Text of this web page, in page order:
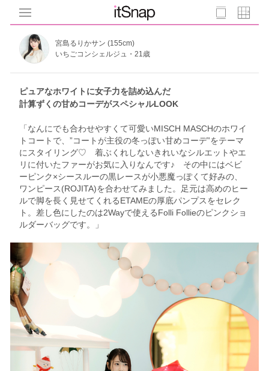
宮島るりかサン (155cm)
いちごコンシェルジュ・21歳
ピュアなホワイトに女子力を詰め込んだ
計算ずくの甘めコーデがスペシャルLOOK
「なんにでも合わせやすくて可愛いMISCH MASCHのホワイ
トコートで、”コートが主役の冬っぽい甘めコーデ”をテーマ
にスタイリング♡ 着ぶくれしないきれいなシルエットやエ
リに付いたファーがお気に入りなんです♪ その中にはベビ
ーピンク×シースルーの黒レースが小悪魔っぽくて好みの、
ワンピース(ROJITA)を合わせてみました。足元は高めのヒー
ルで脚を長く見せてくれるETAMEの厚底パンプスをセレク
ト。差し色にしたのは2Wayで使えるFolli Follieのピンクショ
ルダーバッグです。」